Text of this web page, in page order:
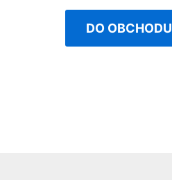
out
DO OBCHODU